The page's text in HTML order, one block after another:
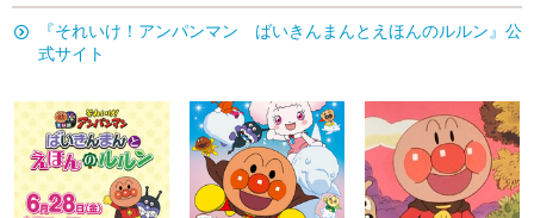
『それいけ！アンパンマン ばいきんまんとえほんのルルン』公
式サイト